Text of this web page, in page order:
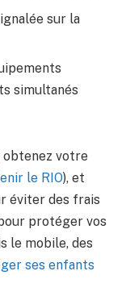
sur la
simultanés
obtenez votre
le RIO), et
éviter des frais
protéger vos
le mobile, des
ses enfants